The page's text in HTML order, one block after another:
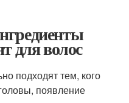
для волос
подходят тем, кого
появление